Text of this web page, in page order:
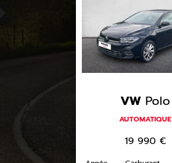
VW Polo
AUTOMATIQUE
19 990 €